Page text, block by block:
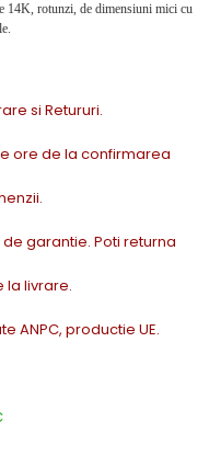
14K, rotunzi, de dimensiuni mici cu
si Retururi.
ore de la confirmarea
garantie. Poti returna
la livrare.
ANPC, productie UE.